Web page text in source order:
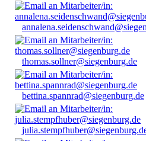
thomas.sollner@siegenburg.de
bettina.spannrad@siegenburg.de